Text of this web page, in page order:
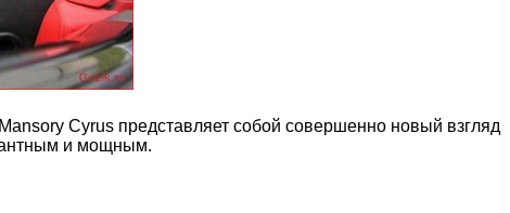
Cyrus представляет собой совершенно новый взгляд
и мощным.